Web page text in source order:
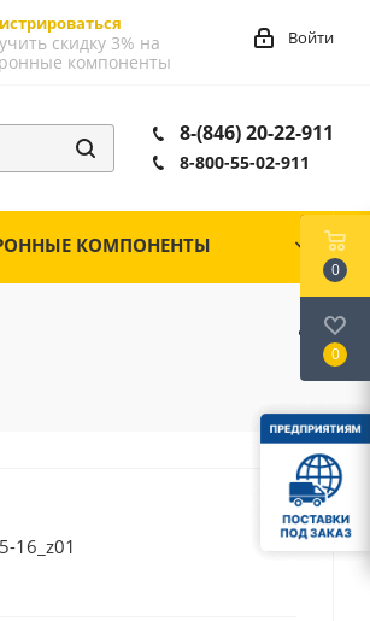
скидку 3% на
компоненты
Войти
8-(846) 20-22-911
8-800-55-02-911
КОМПОНЕНТЫ
16_z01
0
0